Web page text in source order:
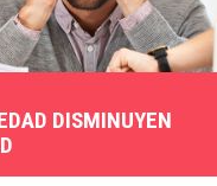
DISMINUYEN